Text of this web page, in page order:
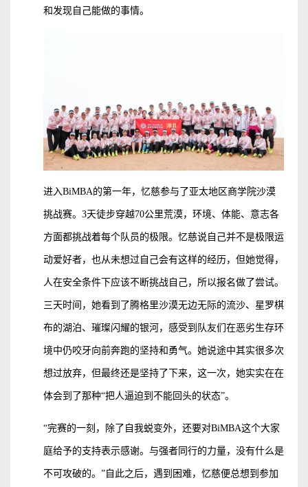
和发现自己能做的事情。
进入BiMBA的第一年，忆慈参与了亚太地区商学院沙漠
挑战赛。3天徒步穿越70公里荒漠，环境、体能、意志各
方面都挑战着每个队员的极限。忆慈说自己并不是极限运
动爱好者，也从未想过自己会有这样的经历，但她觉得，
人在安全条件下应该不断挑战自己，所以报名做了尝试。
三天时间，她看到了腾格里沙漠无边无际的流沙、星罗棋
布的湖泊、璀璨闪耀的银河，感受到队友们在恶劣生存环
境中仍咬牙向前奔跑的坚持和勇气。她说途中其实很多次
想过放弃，但最终还是坚持了下来，这一次，她实实在在
体会到了那种“把人逼迫到不能回头的状态”。
“完赛的一刻，除了自我蜕变外，还要对BiMBA这个大家
庭给予的支持表示感谢。与强者同行的力量，没有什么是
不可攻破的。”自此之后，遇到困难，忆慈便总想到参加